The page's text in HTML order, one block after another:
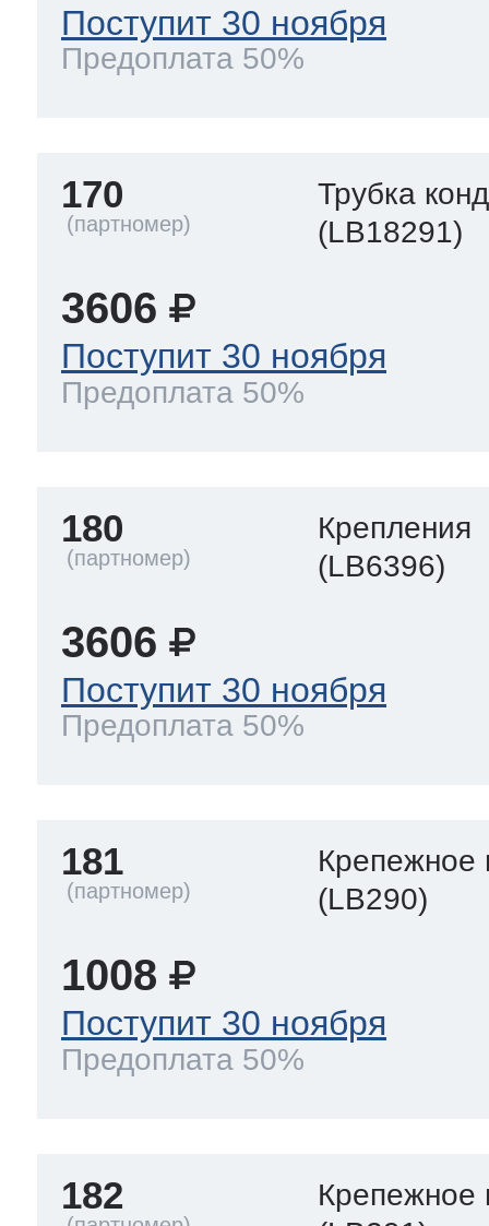
Поступит 30 ноября
Предоплата 50%
170
Трубка
(LB18291)
3606
Поступит 30 ноября
Предоплата 50%
180
Крепления
(LB6396)
3606
Поступит 30 ноября
Предоплата 50%
181
Крепежное
(LB290)
1008
Поступит 30 ноября
Предоплата 50%
182
Крепежное